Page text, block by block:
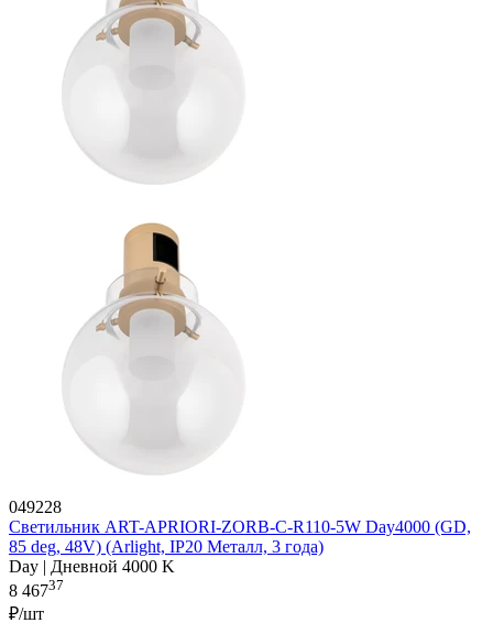
049228
Светильник ART-APRIORI-ZORB-C-R110-5W Day4000 (GD,
85 deg, 48V) (Arlight, IP20 Металл, 3 года)
Day | Дневной 4000 K
8 46737
₽/шт